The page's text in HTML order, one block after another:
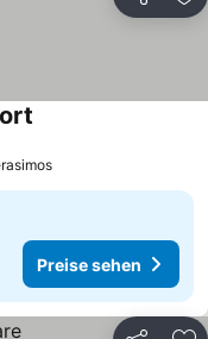
Teilen
sehen
Preise sehen